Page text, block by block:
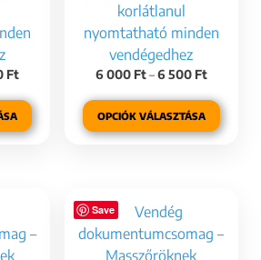
Ft
korlátlanul
nyomtatható minden
vendégedhez
6 000 Ft–6 500 Ft
OPCIÓK VÁLASZTÁSA
Save